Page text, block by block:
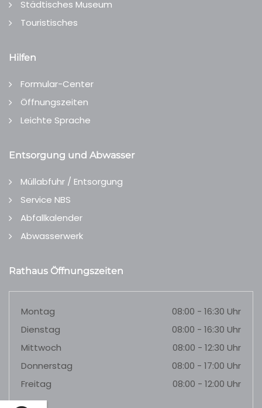
Städtisches Museum
Touristisches
Hilfen
Formular-Center
Öffnungszeiten
Leichte Sprache
Entsorgung und Abwasser
Müllabfuhr / Entsorgung
Service NBS
Abfallkalender
Abwasserwerk
Rathaus Öffnungszeiten
Montag
08:00 - 16:30 Uhr
Dienstag
08:00 - 16:30 Uhr
Mittwoch
08:00 - 12:30 Uhr
Donnerstag
08:00 - 17:00 Uhr
Freitag
08:00 - 12:00 Uhr